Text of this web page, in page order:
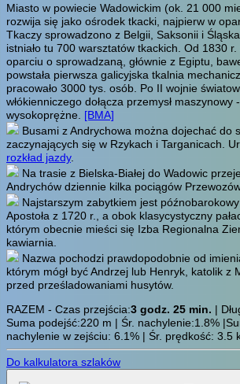
Miasto w powiecie Wadowickim (ok. 21 000
rozwija się jako ośrodek tkacki, najpierw w
Tkaczy sprowadzono z Belgii, Saksonii i
istniało tu 700 warsztatów tkackich. Od 1830
oparciu o sprowadzaną, głównie z Egiptu,
powstała pierwsza galicyjska tkalnia
pracowało 3000 tys. osób. Po II wojnie
włókienniczego dołącza przemysł
wysokoprężne. [BMA]
Busami z Andrychowa można dojechać do
zaczynających się w Rzykach i Targanicach.
rozkład jazdy.
Na trasie z Bielska-Białej do Wadowic
Andrychów dziennie kilka pociągów
Najstarszym zabytkiem jest późnobarokowy
Apostoła z 1720 r., a obok klasycystyczny
którym obecnie mieści się Izba Regionalna
kawiarnia.
Nazwa pochodzi prawdopodobnie od
którym mógł być Andrzej lub Henryk, katolik z
przed prześladowaniami husytów.
RAZEM - Czas przejścia:3 godz. 25 min. |
Suma podejść:220 m | Śr. nachylenie:1.8%
nachylenie w zejściu: 6.1% | Śr. prędkość: 3.5
Do kalkulatora szlaków